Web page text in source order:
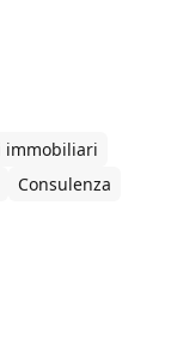
immobiliari
Consulenza